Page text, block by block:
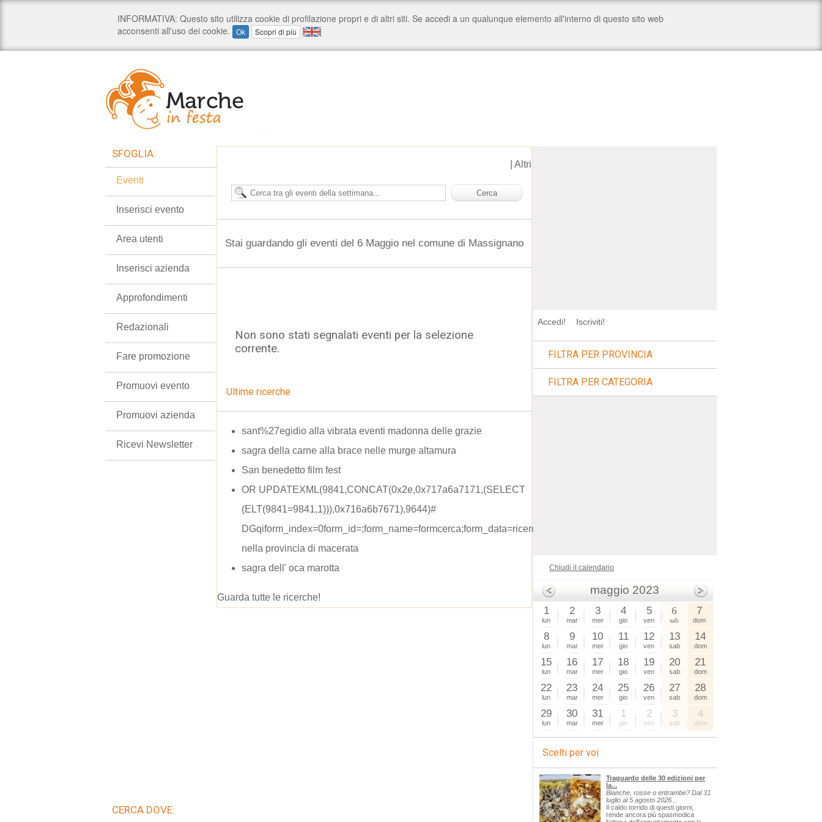
Altri
Stai guardando gli eventi del 6 Maggio nel comune di Massignano
Non sono stati segnalati eventi per la selezione
corrente.
Ultime ricerche
sant%27egidio alla vibrata eventi madonna delle grazie
sagra della carne alla brace nelle murge altamura
San benedetto film fest
OR UPDATEXML(9841,CONCAT(0x2e,0x717a6a7171,(SELECT
(ELT(9841=9841,1))),0x716a6b7671),9644)#
DGqiform_index=0form_id=;form_name=formcerca;form_data=ricerca=sagre
nella provincia di macerata
sagra dell' oca marotta
Guarda tutte le ricerche!
SFOGLIA:
Eventi
Inserisci evento
Area utenti
Inserisci azienda
Approfondimenti
Redazionali
Fare promozione
Promuovi evento
Promuovi azienda
Ricevi Newsletter
CERCA DOVE:
Accedi! Iscriviti!
FILTRA PER PROVINCIA
FILTRA PER CATEGORIA
Chiudi il calendario
maggio 2023
1
lun
2
mar
3
mer
4
gio
5
ven
6
sab
7
dom
8
lun
9
mar
10
mer
11
gio
12
ven
13
sab
14
dom
15
lun
16
mar
17
mer
18
gio
19
ven
20
sab
21
dom
22
lun
23
mar
24
mer
25
gio
26
ven
27
sab
28
dom
29
lun
30
mar
31
mer
1
gio
2
ven
3
sab
4
dom
Scelti per voi
Traguardo delle 30 edizioni per
la...
Bianche, rosse o entrambe? Dal 31
luglio al 5 agosto 2026...
Il caldo torrido di questi giorni,
rende ancora più spasmodica